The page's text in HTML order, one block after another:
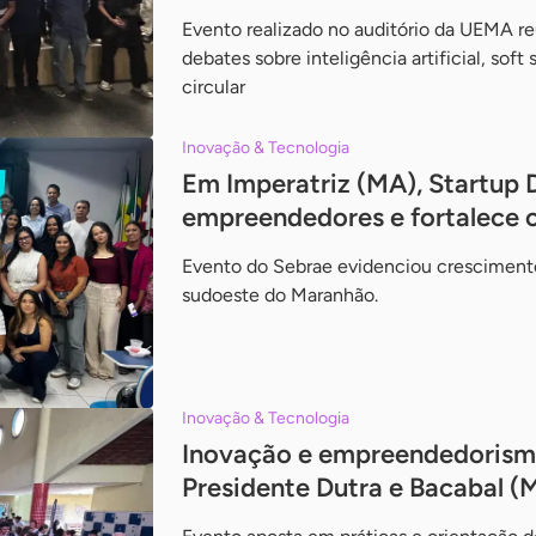
Evento realizado no auditório da UEMA
debates sobre inteligência artificial, soft
circular
Inovação & Tecnologia
Em Imperatriz (MA), Startup
empreendedores e fortalece
Evento do Sebrae evidenciou
sudoeste do Maranhão.
Inovação & Tecnologia
Inovação e
Presidente Dutra e Bacabal